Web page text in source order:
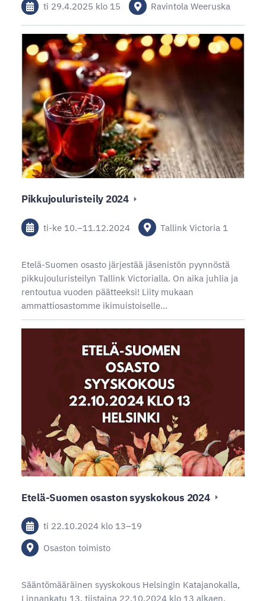
ti 29.4.2025 klo 15 Ravintola Weeruska
Pikkujouluristeily 2024
ti-ke 10.–11.12.2024 Tallink Victoria 1
Etelä-Suomen osasto järjestää jäsenistön pyynnöstä
pikkujouluristeilyn Tallink Victorialla. On aika juhlia ja
rentoutua vuoden päätteeksi! Liity mukaan
ammattiosastomme ikimuistoiselle…
Etelä-Suomen osaston syyskokous 2024
ti 22.10.2024 klo 13–19
Osaston toimisto
Sääntömääräinen syyskokous Helsingin Katajanokalla,
Linnankatu 13, tiistaina 22.10.2024 klo 13 alkaen.